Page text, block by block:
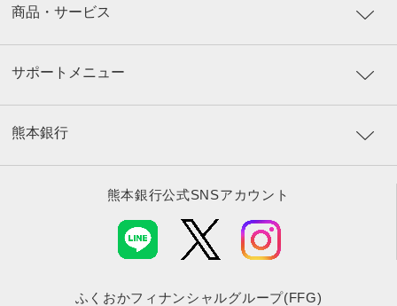
商品・サービス
サポートメニュー
熊本銀行
熊本銀行公式SNSアカウント
ふくおかフィナンシャルグループ(FFG)